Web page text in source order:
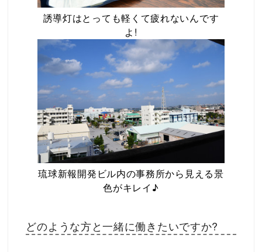
誘導灯はとっても軽くて疲れないんです
よ!
琉球新報開発ビル内の事務所から見える景
色がキレイ♪
どのような方と一緒に働きたいですか?